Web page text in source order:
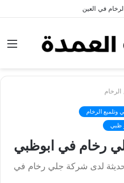
وتلميع الرخام
ظبي
رخام في ابوظبي
لدى شركة جلي رخام في